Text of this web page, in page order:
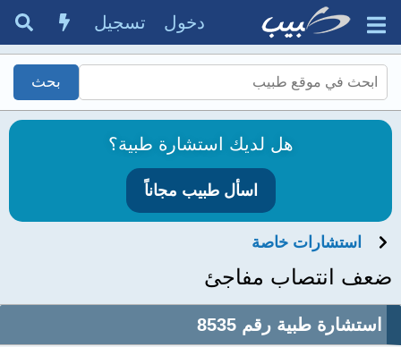
دخول تسجيل
هل لديك استشارة طبية؟
اسأل طبيب مجاناً
استشارات خاصة
ضعف انتصاب مفاجئ
استشارة طبية رقم 8535